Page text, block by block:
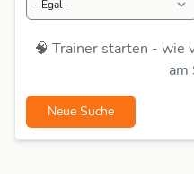
🧠 Trainer starten - wie
am
Neue Suche